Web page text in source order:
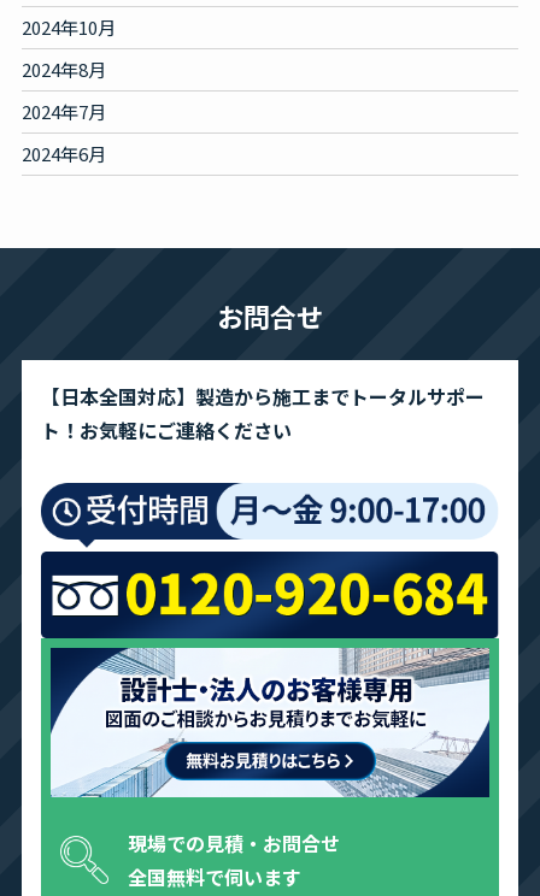
2024年10月
2024年8月
2024年7月
2024年6月
お問合せ
【日本全国対応】製造から施工までトータルサポー
ト！お気軽にご連絡ください
現場での見積・お問合せ
全国無料で伺います